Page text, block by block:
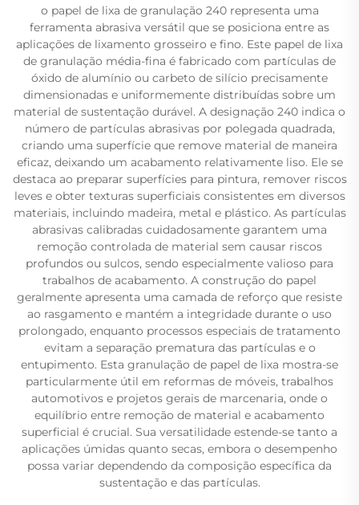
o papel de lixa de granulação 240 representa uma
ferramenta abrasiva versátil que se posiciona entre as
aplicações de lixamento grosseiro e fino. Este papel de lixa
de granulação média-fina é fabricado com partículas de
óxido de alumínio ou carbeto de silício precisamente
dimensionadas e uniformemente distribuídas sobre um
material de sustentação durável. A designação 240 indica o
número de partículas abrasivas por polegada quadrada,
criando uma superfície que remove material de maneira
eficaz, deixando um acabamento relativamente liso. Ele se
destaca ao preparar superfícies para pintura, remover riscos
leves e obter texturas superficiais consistentes em diversos
materiais, incluindo madeira, metal e plástico. As partículas
abrasivas calibradas cuidadosamente garantem uma
remoção controlada de material sem causar riscos
profundos ou sulcos, sendo especialmente valioso para
trabalhos de acabamento. A construção do papel
geralmente apresenta uma camada de reforço que resiste
ao rasgamento e mantém a integridade durante o uso
prolongado, enquanto processos especiais de tratamento
evitam a separação prematura das partículas e o
entupimento. Esta granulação de papel de lixa mostra-se
particularmente útil em reformas de móveis, trabalhos
automotivos e projetos gerais de marcenaria, onde o
equilíbrio entre remoção de material e acabamento
superficial é crucial. Sua versatilidade estende-se tanto a
aplicações úmidas quanto secas, embora o desempenho
possa variar dependendo da composição específica da
sustentação e das partículas.